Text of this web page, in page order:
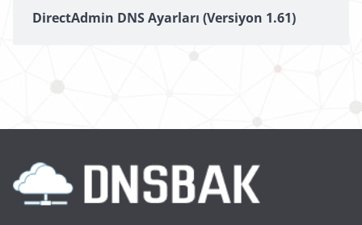
DirectAdmin DNS Ayarları (Versiyon 1.61)